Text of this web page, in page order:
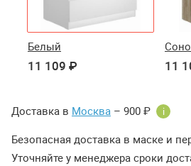
Белый
11 109 ₽ 11
Доставка в Москва – 900 ₽ i
Безопасная доставка в маске и
Уточняйте у менеджера сроки